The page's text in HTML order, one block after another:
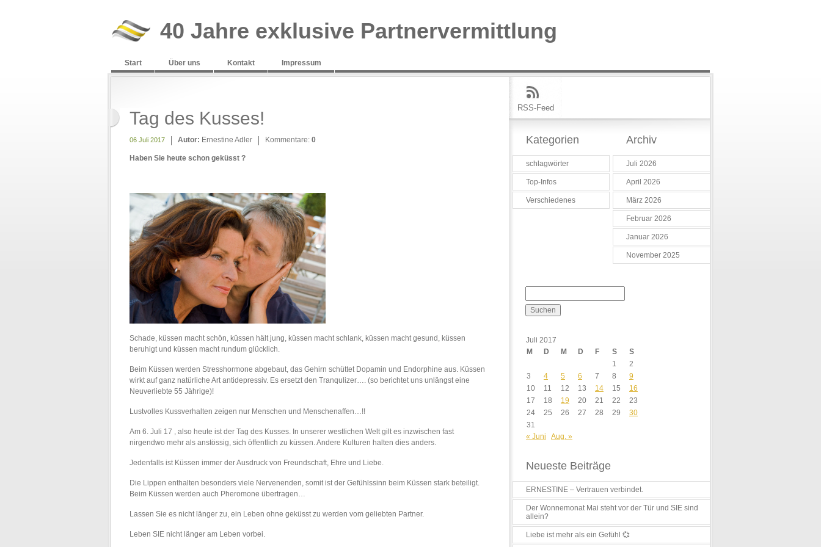
40 Jahre exklusive Partnervermittlung
Start Über uns Kontakt Impressum
Tag des Kusses!
06 Juli 2017 Autor: Ernestine Adler Kommentare: 0
Haben Sie heute schon geküsst ?
Schade, küssen macht schön, küssen hält jung, küssen macht schlank, küssen macht gesund, küssen
beruhigt und küssen macht rundum glücklich.
Beim Küssen werden Stresshormone abgebaut, das Gehirn schüttet Dopamin und Endorphine aus. Küssen
wirkt auf ganz natürliche Art antidepressiv. Es ersetzt den Tranqulizer…. (so berichtet uns unlängst eine
Neuverliebte 55 Jährige)!
Lustvolles Kussverhalten zeigen nur Menschen und Menschenaffen…!!
Am 6. Juli 17 , also heute ist der Tag des Kusses. In unserer westlichen Welt gilt es inzwischen fast
nirgendwo mehr als anstössig, sich öffentlich zu küssen. Andere Kulturen halten dies anders.
Jedenfalls ist Küssen immer der Ausdruck von Freundschaft, Ehre und Liebe.
Die Lippen enthalten besonders viele Nervenenden, somit ist der Gefühlssinn beim Küssen stark beteiligt.
Beim Küssen werden auch Pheromone übertragen…
Lassen Sie es nicht länger zu, ein Leben ohne geküsst zu werden vom geliebten Partner.
Leben SIE nicht länger am Leben vorbei.
RSS-Feed
Kategorien
schlagwörter
Top-Infos
Verschiedenes
Archiv
Juli 2026
April 2026
März 2026
Februar 2026
Januar 2026
November 2025
Juli 2017
M
D M D F S
S
1
2
3
4 5 6 7 8
9
10
11 12 13 14 15
16
17
18 19 20 21 22
23
24
25 26 27 28 29
30
31
« Juni
Aug. »
Neueste Beiträge
ERNESTINE – Vertrauen verbindet.
Der Wonnemonat Mai steht vor der Tür und SIE sind
allein?
Liebe ist mehr als ein Gefühl 💞